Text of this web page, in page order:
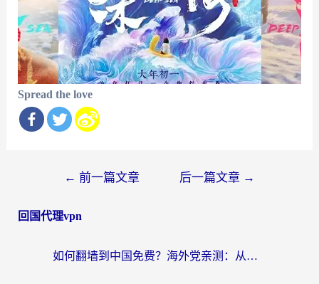
Spread the love
导
← 前一篇文章 后一篇文章 →
回国代理vpn
如何翻墙到中国免费？海外党亲测：从踩坑到选对加速器的全攻略